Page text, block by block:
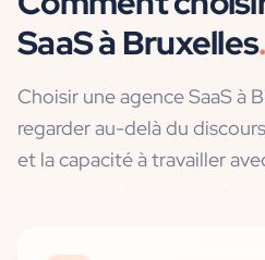
SaaSà Bruxelles.
Choisir une agence SaaS à
regarder au-delà du
et la capacité à travailler